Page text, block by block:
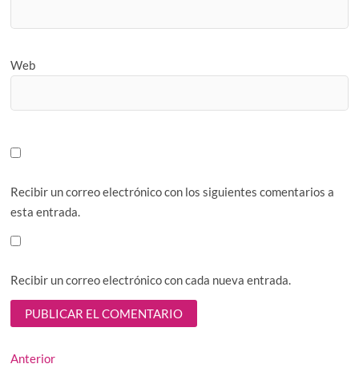
Web
Recibir un correo electrónico con los siguientes comentarios a
esta entrada.
Recibir un correo electrónico con cada nueva entrada.
Navegación
AnteriorEntrada